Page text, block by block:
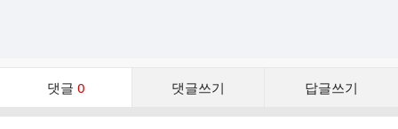
댓글 0 댓글쓰기 답글쓰기
댓